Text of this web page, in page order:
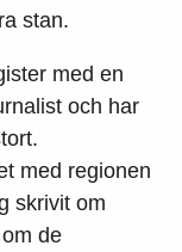
stan.
med en
och har
med regionen
skrivit om
de